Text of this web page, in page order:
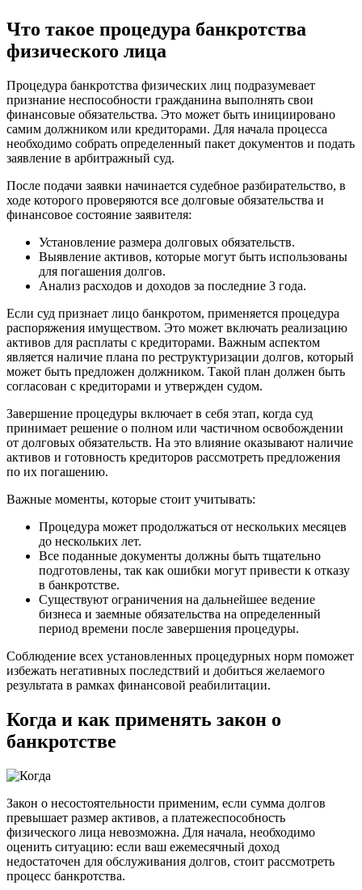
Что такое процедура банкротства
физического лица
Процедура банкротства физических лиц подразумевает
признание неспособности гражданина выполнять свои
финансовые обязательства. Это может быть инициировано
самим должником или кредиторами. Для начала процесса
необходимо собрать определенный пакет документов и подать
заявление в арбитражный суд.
После подачи заявки начинается судебное разбирательство, в
ходе которого проверяются все долговые обязательства и
финансовое состояние заявителя:
Установление размера долговых обязательств.
Выявление активов, которые могут быть использованы
для погашения долгов.
Анализ расходов и доходов за последние 3 года.
Если суд признает лицо банкротом, применяется процедура
распоряжения имуществом. Это может включать реализацию
активов для расплаты с кредиторами. Важным аспектом
является наличие плана по реструктуризации долгов, который
может быть предложен должником. Такой план должен быть
согласован с кредиторами и утвержден судом.
Завершение процедуры включает в себя этап, когда суд
принимает решение о полном или частичном освобождении
от долговых обязательств. На это влияние оказывают наличие
активов и готовность кредиторов рассмотреть предложения
по их погашению.
Важные моменты, которые стоит учитывать:
Процедура может продолжаться от нескольких месяцев
до нескольких лет.
Все поданные документы должны быть тщательно
подготовлены, так как ошибки могут привести к отказу
в банкротстве.
Существуют ограничения на дальнейшее ведение
бизнеса и заемные обязательства на определенный
период времени после завершения процедуры.
Соблюдение всех установленных процедурных норм поможет
избежать негативных последствий и добиться желаемого
результата в рамках финансовой реабилитации.
Когда и как применять закон о
банкротстве
Закон о несостоятельности применим, если сумма долгов
превышает размер активов, а платежеспособность
физического лица невозможна. Для начала, необходимо
оценить ситуацию: если ваш ежемесячный доход
недостаточен для обслуживания долгов, стоит рассмотреть
процесс банкротства.